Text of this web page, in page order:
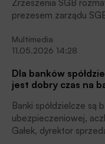
Zrzeszenia SGB
prezesem zarządu
Szkoły Polskiego
Multimedia
11.05.2026 14:28
Dla banków
jest dobry czas na
Banki spółdzielcze są
ubezpieczeniowej,
Gałek, dyrektor